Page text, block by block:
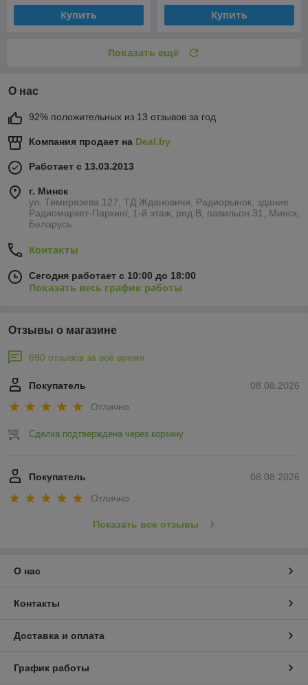
Купить Купить
Показать ещё
О нас
92% положительных из 13 отзывов за год
Компания продает на Deal.by
Работает с 13.03.2013
г. Минск
ул. Тимирязева 127, ТД Ждановичи, Радиорынок, здание
Радиомаркет-Паркинг, 1-й этаж, ряд В, павильон 31, Минск,
Беларусь
Контакты
Сегодня работает с 10:00 до 18:00
Показать весь график работы
Отзывы о магазине
690 отзывов за всё время
08.08.2026
Покупатель
Отлично
Сделка подтверждена через корзину
08.08.2026
Покупатель
Отлично
Показать все отзывы
О нас
Контакты
Доставка и оплата
График работы